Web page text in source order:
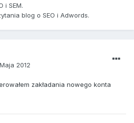
i SEM.
blog o SEO i Adwords.
2012
zakładania nowego konta